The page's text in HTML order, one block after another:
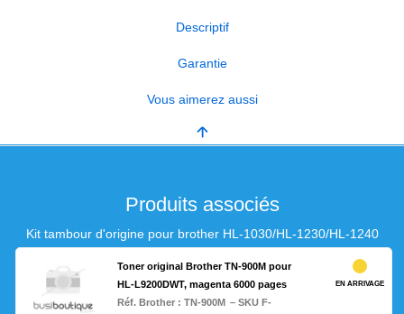
Descriptif
Garantie
Vous aimerez aussi
Produits associés
Kit tambour d'origine pour brother HL-1030/HL-1230/HL-1240
Toner original Brother TN-900M pour
HL-L9200DWT, magenta 6000 pages
Réf. Brother :TN-900M – SKU F-
EN ARRIVAGE